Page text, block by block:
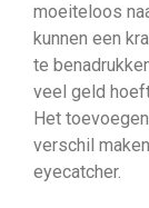
moeiteloos
kunnen een
te
veel geld
Het
verschil
eyecatcher.